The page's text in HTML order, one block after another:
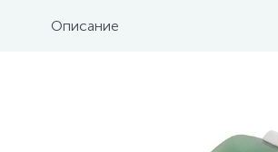
Описание